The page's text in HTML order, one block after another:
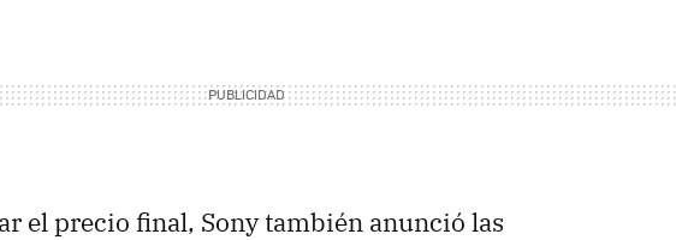
el precio final, Sony también anunció las